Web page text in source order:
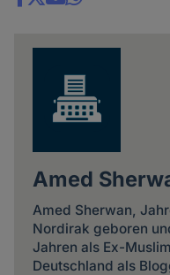
Share
Amed
Amed Sherwan,
Nordirak geboren
Jahren als Ex-
Deutschland als